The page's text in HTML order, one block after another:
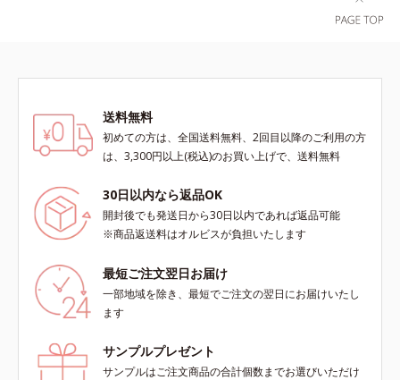
送料無料
初めての方は、全国送料無料、2回目以降のご利用の方
は、3,300円以上(税込)のお買い上げで、送料無料
30日以内なら返品OK
開封後でも発送日から30日以内であれば返品可能
※商品返送料はオルビスが負担いたします
最短ご注文翌日お届け
一部地域を除き、最短でご注文の翌日にお届けいたし
ます
サンプルプレゼント
サンプルはご注文商品の合計個数までお選びいただけ